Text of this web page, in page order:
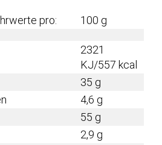
pro: 100 g
2321
KJ/557 kcal
35 g
4,6 g
55 g
2,9 g